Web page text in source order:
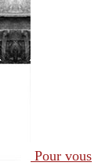
Pour vous